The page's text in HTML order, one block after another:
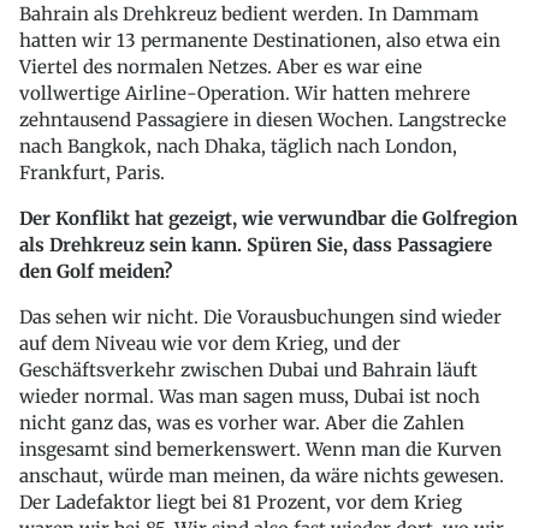
Bahrain als Drehkreuz bedient werden. In Dammam
hatten wir 13 permanente Destinationen, also etwa ein
Viertel des normalen Netzes. Aber es war eine
vollwertige Airline-Operation. Wir hatten mehrere
zehntausend Passagiere in diesen Wochen. Langstrecke
nach Bangkok, nach Dhaka, täglich nach London,
Frankfurt, Paris.
Der Konflikt hat gezeigt, wie verwundbar die Golfregion
als Drehkreuz sein kann. Spüren Sie, dass Passagiere
den Golf meiden?
Das sehen wir nicht. Die Vorausbuchungen sind wieder
auf dem Niveau wie vor dem Krieg, und der
Geschäftsverkehr zwischen Dubai und Bahrain läuft
wieder normal. Was man sagen muss, Dubai ist noch
nicht ganz das, was es vorher war. Aber die Zahlen
insgesamt sind bemerkenswert. Wenn man die Kurven
anschaut, würde man meinen, da wäre nichts gewesen.
Der Ladefaktor liegt bei 81 Prozent, vor dem Krieg